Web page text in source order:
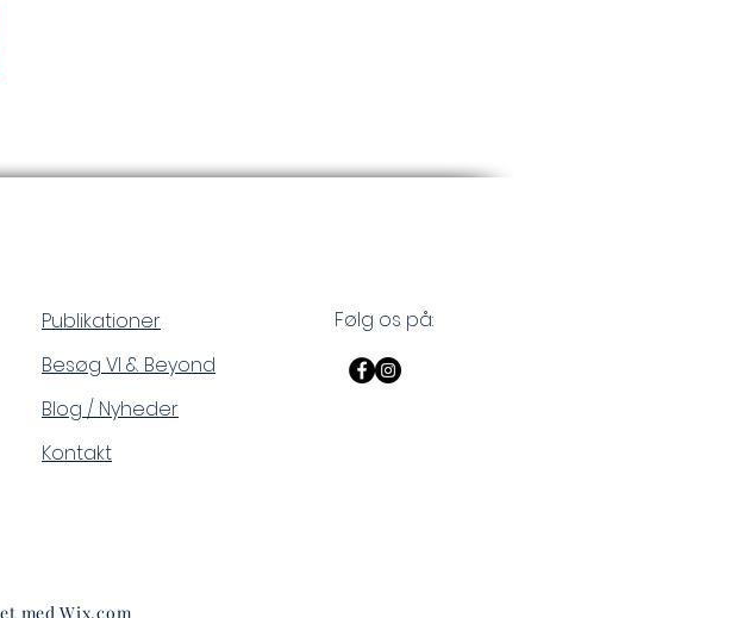
Publikationer
Besøg VI & Beyond
Blog / Nyheder
Kontakt
Følg os på:
medWix.com